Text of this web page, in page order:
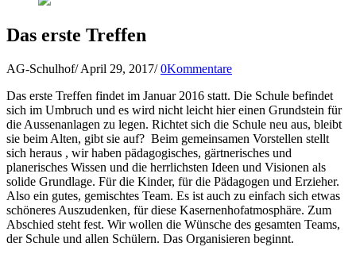
Das erste Treffen
AG-Schulhof/ April 29, 2017/ 0Kommentare
Das erste Treffen findet im Januar 2016 statt. Die Schule befindet
sich im Umbruch und es wird nicht leicht hier einen Grundstein für
die Aussenanlagen zu legen. Richtet sich die Schule neu aus, bleibt
sie beim Alten, gibt sie auf? Beim gemeinsamen Vorstellen stellt
sich heraus , wir haben pädagogisches, gärtnerisches und
planerisches Wissen und die herrlichsten Ideen und Visionen als
solide Grundlage. Für die Kinder, für die Pädagogen und Erzieher.
Also ein gutes, gemischtes Team. Es ist auch zu einfach sich etwas
schöneres Auszudenken, für diese Kasernenhofatmosphäre. Zum
Abschied steht fest. Wir wollen die Wünsche des gesamten Teams,
der Schule und allen Schülern. Das Organisieren beginnt.